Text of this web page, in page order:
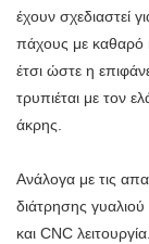
έχουν σχεδιαστεί
πάχους με καθαρό
έτσι ώστε η
τρυπιέται με τον
άκρης.
Ανάλογα με τις
διάτρησης γυαλιού
και CNC